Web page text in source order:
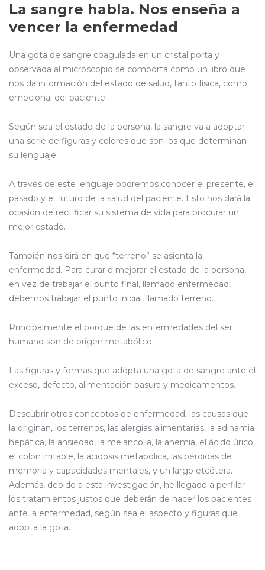
La sangre habla. Nos enseña a
vencer la enfermedad
Una gota de sangre coagulada en un cristal porta y
observada al microscopio se comporta como un libro que
nos da información del estado de salud, tanto física, como
emocional del paciente.
Según sea el estado de la persona, la sangre va a adoptar
una serie de figuras y colores que son los que determinan
su lenguaje.
A través de este lenguaje podremos conocer el presente, el
pasado y el futuro de la salud del paciente. Esto nos dará la
ocasión de rectificar su sistema de vida para procurar un
mejor estado.
También nos dirá en qué “terreno” se asienta la
enfermedad. Para curar o mejorar el estado de la persona,
en vez de trabajar el punto final, llamado enfermedad,
debemos trabajar el punto inicial, llamado terreno.
Principalmente el porque de las enfermedades del ser
humano son de origen metabólico.
Las figuras y formas que adopta una gota de sangre ante el
exceso, defecto, alimentación basura y medicamentos.
Descubrir otros conceptos de enfermedad, las causas que
la originan, los terrenos, las alergias alimentarias, la adinamia
hepática, la ansiedad, la melancolía, la anemia, el ácido úrico,
el colon irritable, la acidosis metabólica, las pérdidas de
memoria y capacidades mentales, y un largo etcétera.
Además, debido a esta investigación, he llegado a perfilar
los tratamientos justos que deberán de hacer los pacientes
ante la enfermedad, según sea el aspecto y figuras que
adopta la gota.